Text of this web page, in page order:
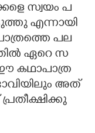
​സ്വ​യം​ ​പ​
എ​ന്നാ​യി​
​പ​ല​
​ഏ​റെ​ ​സ​
​ക​ഥാ​പാ​ത്ര​
​അ​ത്